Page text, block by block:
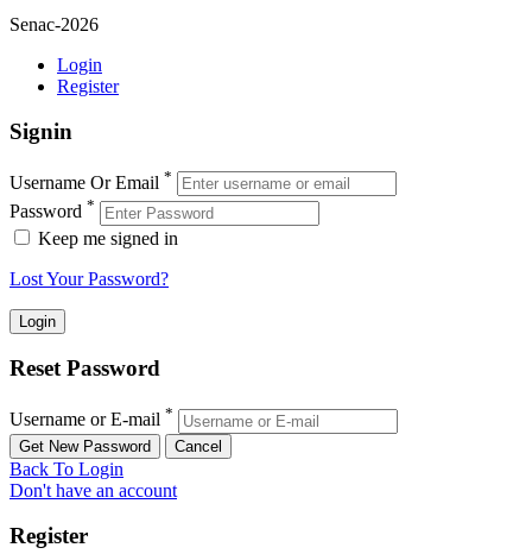
Senac-2026
Login
Register
Signin
Username Or Email *
Password *
Keep me signed in
Lost Your Password?
Reset Password
Username or E-mail *
Back To Login
Don't have an account
Register